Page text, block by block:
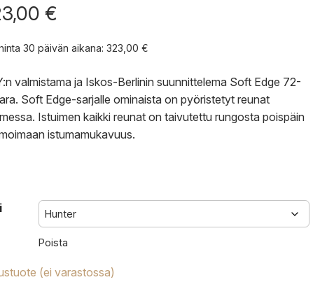
€
30 päivän aikana: 323,00 €
valmistama ja Iskos-Berlinin suunnittelema Soft Edge 72-
Soft Edge-sarjalle ominaista on pyöristetyt reunat
Istuimen kaikki reunat on taivutettu rungosta poispäin
istumamukavuus.
Poista
(ei varastossa)